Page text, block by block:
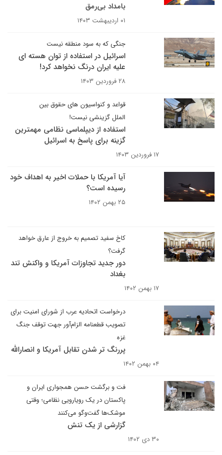
بامداد بی‌رمق
۰۱ اردیبهشت ۱۴۰۳
جنگی که به سود منطقه نیست
اسرائیل در استفاده از توان هسته ای
علیه ایران درنگ نخواهد کرد!
۲۸ فروردین ۱۴۰۳
قواعد و‌ کنواسیون های حقوق بین
الملل گزینشی نیست!
استفاده از دیپلماسی نظامی مهمترین
گزینه برای پاسخ به اسرائیل
۱۷ فروردین ۱۴۰۳
آیا آمریکا با حملات اخیر به اهداف خود
رسیده است؟
۲۵ بهمن ۱۴۰۲
کاخ سفید تصمیم به خروج از عارق خواهد
گرفت؟
دور جدید تجاوزات آمریکا و واکنش تند
بغداد
۱۷ بهمن ۱۴۰۲
درخواست اتحادیه عرب از شورای امنیت برای
تصویب قطعنامه الزام‌آور جهت توقف جنگ
غزه
پررنگ تر شدن تقابل آمریکا و انصارالله
۰۴ بهمن ۱۴۰۲
فت و برگشت حسن همجواری ایران و
پاکستان در یک رویارویی نظامی؛ وقتی
موشک‌ها گفت‌وگو می‌کنند
گزارشی از یک تنش
۳۰ دی ۱۴۰۲